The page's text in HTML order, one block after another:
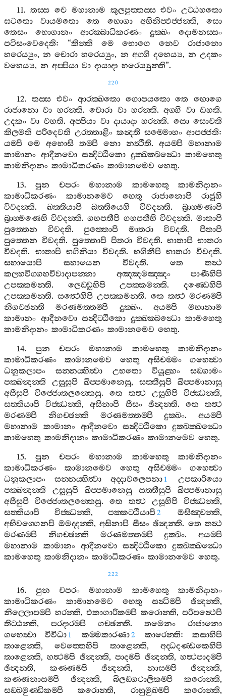
11.තස‍්ස චෙ මහානාම කුලපුත‍්තස‍්ස එවං උට‍්ඨහතො
ඝටතො
වායමතො තෙ භොගා අභිනිප‍්ඵජ‍්ජන‍්ති,සො
තෙසං
භොගානං ආරක‍්ඛාධිකරණං දුක‍්ඛං
දොමනස‍්සං
පටිසංවෙදෙති: “කින‍්ති මෙ භොගෙ නෙව
රාජානො
හරෙය්‍යුං,න චොරා හරෙය්‍යුං, න අග‍්ගි දහෙය්‍ය, න උදකං
වහෙය්‍ය, න අප‍්පියා වා දායාදා හරෙය්‍යුන‍්ති”.
220
12.තස‍්ස එවං ආරක‍්ඛතො ගොපයතො තෙ
භොගෙ
රාජානො වා හරන‍්ති.චොරා වා හරන‍්ති.අග‍්ගි වා ඩහති.
උදකං වා වහති.අප‍්පියා වා දායාදා හරන‍්ති. සො සොචති
කිලමති පරිදෙවති උරත‍්තාළිං කන්‍දති සම‍්මොහං ආපජ‍්ජති:
යම‍්පි මෙ අහොසි තම‍්පි නො නත්‍ථීති. අයම‍්පි මහානාම
කාමානං ආදීනවො සන්‍දිට‍්ඨිකො දුක‍්ඛක‍්ඛන්‍ධො කාමහෙතු
කාමනිදානං කාමාධිකරණං කාමානමෙව හෙතු.
13.පුන චපරං මහානාම කාමහෙතු
කාමනිදානං
කාමාධිකරණං
කාමානමෙව හෙතු රාජානොපි
රාජූහි
විවදන‍්ති. ඛත‍්තියාපි ඛත‍්තියෙහි විවදන‍්ති. බ්‍රාහ‍්මණාපි
බ්‍රාහ‍්මණෙහි විවදන‍්ති.ගහපතීපි ගහපතීහි විවදන‍්ති.මාතාපි
පුත‍්තෙන
විවදති.පුත‍්තොපි මාතරා විවදති.පිතාපි
පුත‍්තෙන විවදති. පුත‍්තොපි පිතරා විවදති. භාතාපි භාතරා
විවදති. භාතාපි භගිනියා විවදති. භගිනීපි භාතරා විවදති.
සහායොපි
සහායෙන විවදති. තෙ
තත්‍ථ
කලහවිග‍්ගහවිවාදාපන‍්නා
අඤ‍්ඤමඤ‍්ඤං
පාණීහිපි
උපක‍්කමන‍්ති. ලෙඩ‍්ඩූහිපි උපක‍්කමන‍්ති.දණ‍්ඩෙහිපි
උපක‍්කමන‍්ති.සත්‍ථෙහිපි උපක‍්කමන‍්ති. තෙ තත්‍ථ මරණම‍්පි
නිගච‍්ඡන‍්ති
මරණමත‍්තම‍්පි දුක‍්ඛං. අයම‍්පි
මහානාම
කාමානං ආදීනවො සන්‍දිට‍්ඨිකො දුක‍්ඛක‍්ඛන්‍ධො කාමහෙතු
කාමනිදානං කාමාධිකරණං කාමානමෙව හෙතු.
14. පුන චපරං මහානාම කාමහෙතු
කාමනිදානං
කාමාධිකරණං
කාමානමෙව හෙතු අසිචම‍්මං
ගහෙත්‍වා
ධනුකලාපං
සන‍්නය‍්හිත්‍වා උභතො වියූළ‍්හං
සඞ‍්ගාමං
පක‍්ඛන්‍දන‍්ති
උසූසුපි ඛිප‍්පමානෙසු, සත‍්තීසුපි
ඛිප‍්පමානාසු
අසීසුපි
විජ‍්ජොතලන‍්තෙසු. තෙ තත්‍ථ උසූහිපි විජ‍්ඣන‍්ති,
සත‍්තියාපි
විජ‍්ඣන‍්ති,අසිනාපි සීසං ඡින්‍දන‍්ති. තෙ
තත්‍ථ
මරණම‍්පි
නිගච‍්ඡන‍්ති මරණමත‍්තම‍්පි දුක‍්ඛං. අයම‍්පි
මහානාම
කාමානං ආදීනවො සන්‍දිට‍්ඨිකො දුක‍්ඛක‍්ඛන්‍ධො
කාමහෙතු කාමනිදානං කාමාධිකරණං කාමානමෙව හෙතු.
15.පුන චපරං මහානාම කාමහෙතු
කාමනිදානං
කාමාධිකරණං
කාමානමෙව හෙතු අසිචම‍්මං
ගහෙත්‍වා
ධනුකලාපං
සන‍්නය‍්හිත්‍වා අද‍්දාවලෙපනා 1
උපකාරියො
පක‍්ඛන්‍දන‍්ති
උසූසුපි ඛිප‍්පමානෙසු සත‍්තීසුපි
ඛිප‍්පමානාසු
අසීසුපි
විජ‍්ජොතලන‍්තෙසු. තෙ තත්‍ථ උසූහිපි විජ‍්ඣන‍්ති,
සත‍්තියාපි
විජ‍්ඣන‍්ති, පක‍්කට‍්ඨියාපි2 ඔසිඤ‍්චන‍්ති,
අභිවග‍්ගෙනපි ඔමද‍්දන‍්ති, අසිනාපි සීසං ඡින්‍දන‍්ති. තෙ තත්‍ථ
මරණම‍්පි
නිගච‍්ඡන‍්ති මරණමත‍්තම‍්පි දුක‍්ඛං. අයම‍්පි
මහානාම
කාමානං ආදීනවො සන්‍දිට‍්ඨිකො දුක‍්ඛක‍්ඛන්‍ධො
කාමහෙතු කාමනිදානං කාමාධිකරණං කාමානමෙව හෙතු.
222
16. පුන චපරං මහානාම කාමහෙතු
කාමනිදානං
කාමාධිකරණං
කාමානමෙව හෙතු සන්‍ධිම‍්පි ඡින්‍දන‍්ති,
නිල‍්ලොපම‍්පි හරන‍්ති, එකාගාරිකම‍්පි කරොන‍්ති, පරිපන්‍ථෙපි
තිට‍්ඨන‍්ති, පරදාරම‍්පි ගච‍්ඡන‍්ති. තමෙනං
රාජානො
ගහෙත්‍වා
විවිධා 1 කම‍්මකාරණා 2 කාරෙන‍්ති: කසාහිපි
තාළෙන‍්ති, වෙත‍්තෙහිපි තාළෙන‍්ති, අද‍්ධදණ‍්ඩකෙහිපි
තාළෙන‍්ති,හත්‍ථම‍්පි ඡින්‍දන‍්ති,පාදම‍්පි ඡින්‍දන‍්ති,හත්‍ථපාදම‍්පි
ඡින්‍දන‍්ති, කණ‍්ණම‍්පි ඡින්‍දන‍්ති, නාසම‍්පි ඡින්‍දන‍්ති,
කණ‍්ණනාසම‍්පි
ඡින්‍දන‍්ති,බිලඞ‍්ගථාලිකම‍්පි කරොන‍්ති,
සඞ‍්ඛමුණ‍්ඩිකම‍්පි
කරොන‍්ති, රාහුමුඛම‍්පි කරොන‍්ති,